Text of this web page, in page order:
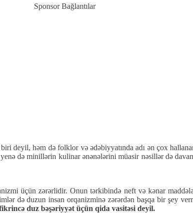
Sponsor Bağlantılar
deyil, həm də folklor və ədəbiyyatında adı ən çox
də minillərin kulinar ənənələrini müasir nəsillər də
üçün zərərlidir. Onun tərkibində neft və kənar
də duzun insan orqanizminə zərərdən başqa bir şey
duz bəşəriyyət üçün qida vasitəsi deyil.